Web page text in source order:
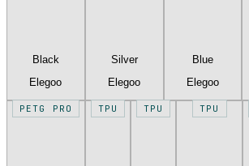
Black
Elegoo
Silver
Elegoo
Blue
Elegoo
PETG PRO TPU TPU TPU